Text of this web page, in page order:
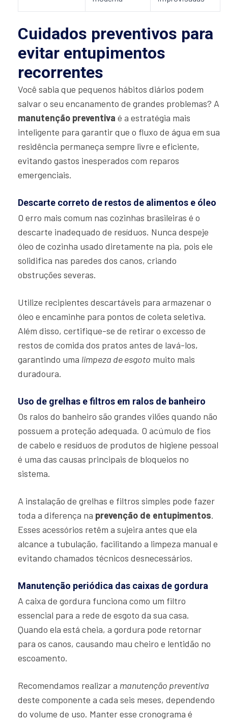
Cuidados preventivos para
evitar entupimentos
recorrentes
Você sabia que pequenos hábitos diários podem
salvar o seu encanamento de grandes problemas? A
manutenção preventiva é a estratégia mais
inteligente para garantir que o fluxo de água em sua
residência permaneça sempre livre e eficiente,
evitando gastos inesperados com reparos
emergenciais.
Descarte correto de restos de alimentos e óleo
O erro mais comum nas cozinhas brasileiras é o
descarte inadequado de resíduos. Nunca despeje
óleo de cozinha usado diretamente na pia, pois ele
solidifica nas paredes dos canos, criando
obstruções severas.
Utilize recipientes descartáveis para armazenar o
óleo e encaminhe para pontos de coleta seletiva.
Além disso, certifique-se de retirar o excesso de
restos de comida dos pratos antes de lavá-los,
garantindo uma limpeza de esgoto muito mais
duradoura.
Uso de grelhas e filtros em ralos de banheiro
Os ralos do banheiro são grandes vilões quando não
possuem a proteção adequada. O acúmulo de fios
de cabelo e resíduos de produtos de higiene pessoal
é uma das causas principais de bloqueios no
sistema.
A instalação de grelhas e filtros simples pode fazer
toda a diferença na prevenção de entupimentos.
Esses acessórios retêm a sujeira antes que ela
alcance a tubulação, facilitando a limpeza manual e
evitando chamados técnicos desnecessários.
Manutenção periódica das caixas de gordura
A caixa de gordura funciona como um filtro
essencial para a rede de esgoto da sua casa.
Quando ela está cheia, a gordura pode retornar
para os canos, causando mau cheiro e lentidão no
escoamento.
Recomendamos realizar a manutenção preventiva
deste componente a cada seis meses, dependendo
do volume de uso. Manter esse cronograma é